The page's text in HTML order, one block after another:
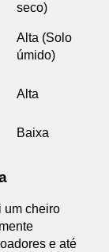
seco)
Alta (Solo
úmido)
Alta
Baixa
um cheiro
e até